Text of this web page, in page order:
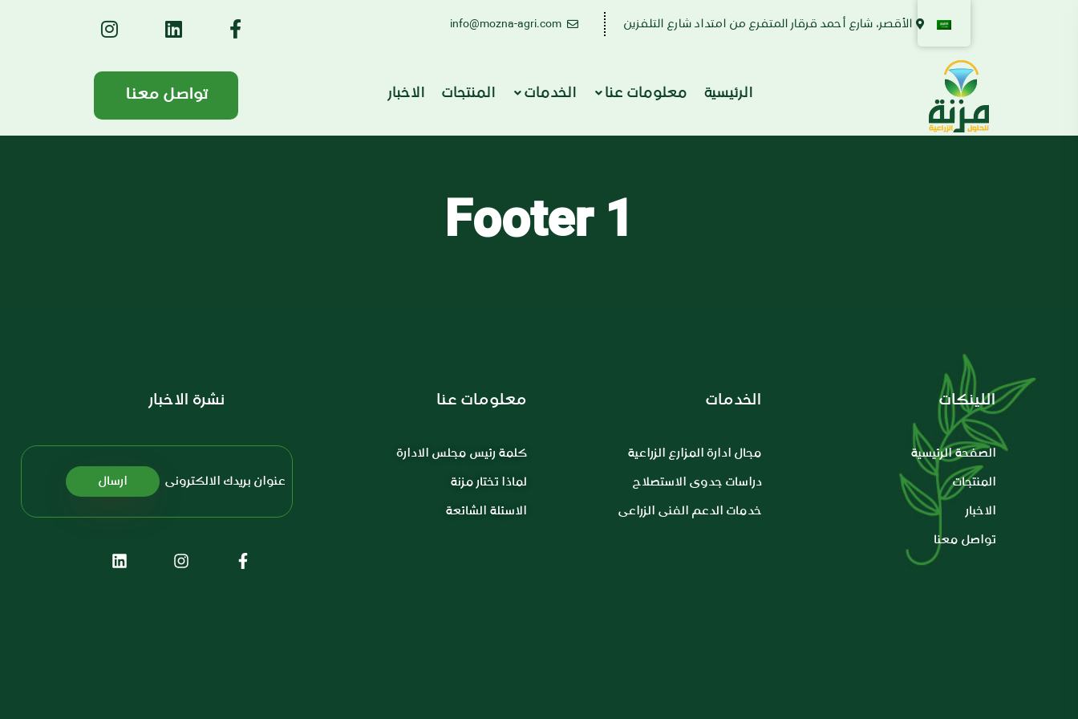
الأقصر، شارع أحمد قرقار المتفرع من امتداد شارع التلفزين info@mozna-agri.com
الرئيسية معلومات عنا الخدمات المنتجات الاخبار تواصل معنا
Footer 1
اللينكات
الصفحة الرئيسية
المنتجات
الاخبار
تواصل معنا
الخدمات
مجال ادارة المزارع الزراعية
دراسات جدوى الاستصلاح
خدمات الدعم الفنى الزراعى
معلومات عنا
كلمة رئيس مجلس الادارة
لماذا تختار مزنة
الاسئلة الشائعة
نشرة الاخبار
Subscription Form
ارسال